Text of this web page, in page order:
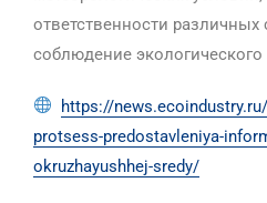
ответственности различных
соблюдение экологического
https://
protsess-predostavleniya-
okruzhayushhej-sredy/